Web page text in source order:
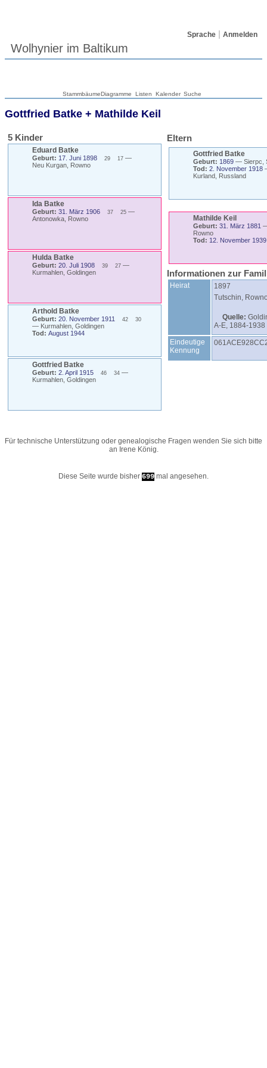
Sprache Anmelden
Wolhynier im Baltikum
StammbäumeDiagramme Listen Kalender Suche
Gottfried Batke + Mathilde Keil
5 Kinder
Eduard Batke
Geburt: 17. Juni 1898 29 17 —
Neu Kurgan, Rowno
Ida Batke
Geburt: 31. März 1906 37 25 —
Antonowka, Rowno
Hulda Batke
Geburt: 20. Juli 1908 39 27 —
Kurmahlen, Goldingen
Arthold Batke
Geburt: 20. November 1911 42 30
— Kurmahlen, Goldingen
Tod: August 1944
Gottfried Batke
Geburt: 2. April 1915 46 34 —
Kurmahlen, Goldingen
Eltern
Gottfried Batke
Geburt: 1869 — Sierpc,
Tod: 2. November 1918
Kurland, Russland
Mathilde Keil
Geburt: 31. März 1881
Rowno
Tod: 12. November 1939
Informationen zur
Heirat
1897
Tutschin,
Quelle:
A-E, 1884-1938
Eindeutige
Kennung
Für technische Unterstützung oder genealogische Fragen wenden Sie sich bitte
an Irene König.
Diese Seite wurde bisher 699 mal angesehen.